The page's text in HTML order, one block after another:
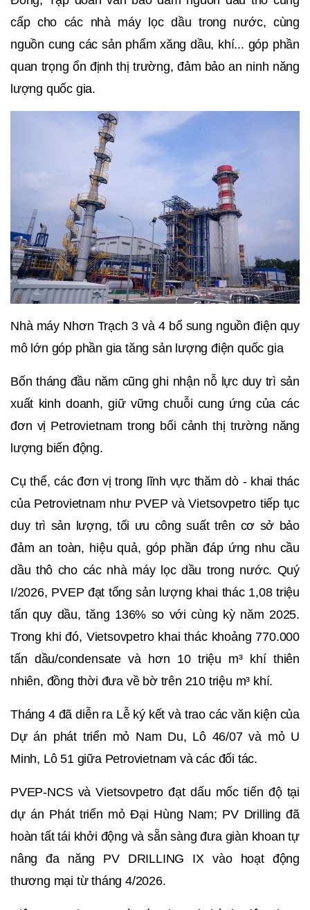
cấp cho các nhà máy lọc dầu trong nước, cùng
nguồn cung các sản phẩm xăng dầu, khí... góp phần
quan trọng ổn định thị trường, đảm bảo an ninh năng
lượng quốc gia.
Nhà máy Nhơn Trạch 3 và 4 bổ sung nguồn điện quy
mô lớn góp phần gia tăng sản lượng điện quốc gia
Bốn tháng đầu năm cũng ghi nhận nỗ lực duy trì sản
xuất kinh doanh, giữ vững chuỗi cung ứng của các
đơn vị Petrovietnam trong bối cảnh thị trường năng
lượng biến động.
Cụ thể, các đơn vị trong lĩnh vực thăm dò - khai thác
của Petrovietnam như PVEP và Vietsovpetro tiếp tục
duy trì sản lượng, tối ưu công suất trên cơ sở bảo
đảm an toàn, hiệu quả, góp phần đáp ứng nhu cầu
dầu thô cho các nhà máy lọc dầu trong nước. Quý
I/2026, PVEP đạt tổng sản lượng khai thác 1,08 triệu
tấn quy dầu, tăng 136% so với cùng kỳ năm 2025.
Trong khi đó, Vietsovpetro khai thác khoảng 770.000
tấn dầu/condensate và hơn 10 triệu m³ khí thiên
nhiên, đồng thời đưa về bờ trên 210 triệu m³ khí.
Tháng 4 đã diễn ra Lễ ký kết và trao các văn kiện của
Dự án phát triển mỏ Nam Du, Lô 46/07 và mỏ U
Minh, Lô 51 giữa Petrovietnam và các đối tác.
PVEP-NCS và Vietsovpetro đạt dấu mốc tiến độ tại
dự án Phát triển mỏ Đại Hùng Nam; PV Drilling đã
hoàn tất tái khởi động và sẵn sàng đưa giàn khoan tự
nâng đa năng PV DRILLING IX vào hoạt động
thương mại từ tháng 4/2026.